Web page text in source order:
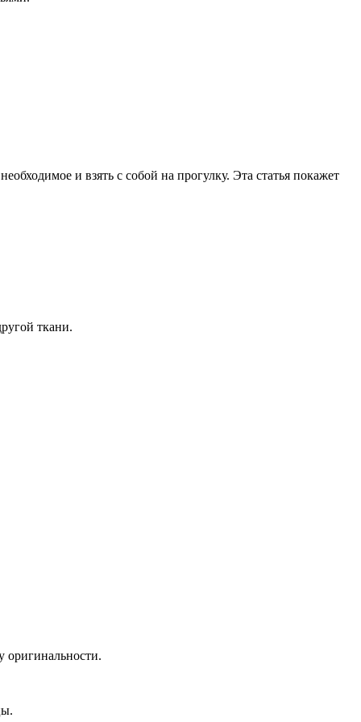
и взять с собой на прогулку. Эта статья покажет
ткани.
оригинальности.